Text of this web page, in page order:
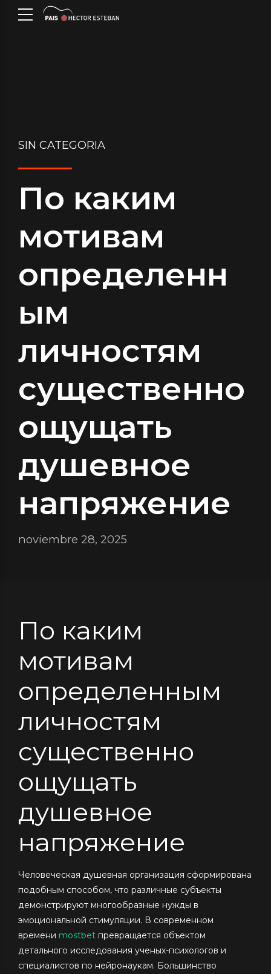
SIN CATEGORIA
По каким
мотивам
определенн
ым
личностям
существенно
ощущать
душевное
напряжение
noviembre 28, 2025
По каким
мотивам
определенным
личностям
существенно
ощущать
душевное
напряжение
Человеческая душевная организация сформирована
подобным способом, что различные субъекты
демонстрируют многообразные нужды в
эмоциональной стимуляции. В современном
времени mostbet превращается объектом
детального исследования ученых-психологов и
специалистов по нейронаукам. Большинство